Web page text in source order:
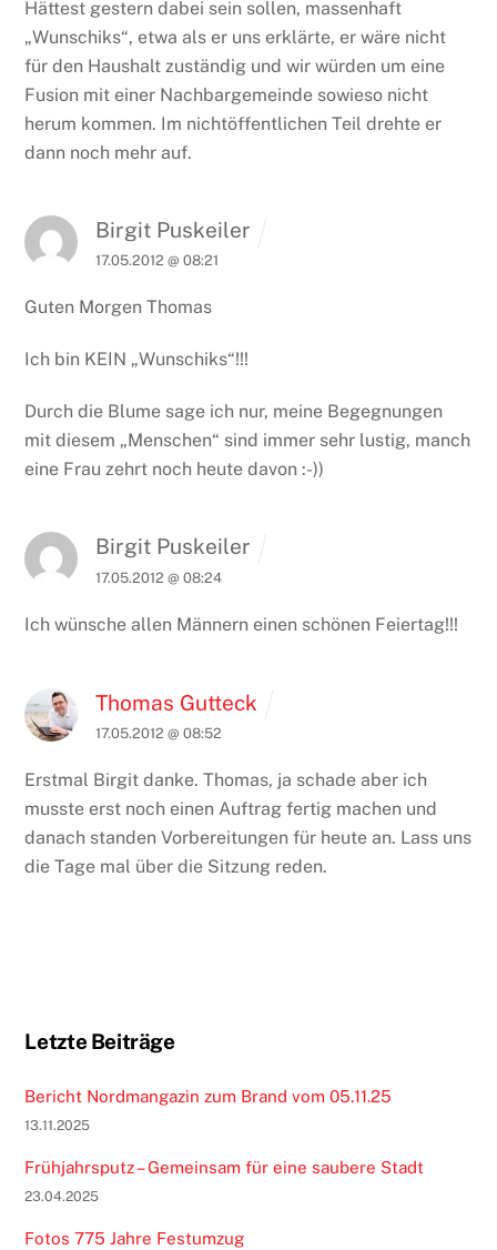
Hättest gestern dabei sein sollen, massenhaft
„Wunschiks“, etwa als er uns erklärte, er wäre nicht
für den Haushalt zuständig und wir würden um eine
Fusion mit einer Nachbargemeinde sowieso nicht
herum kommen. Im nichtöffentlichen Teil drehte er
dann noch mehr auf.
Birgit Puskeiler
17.05.2012 @ 08:21
Guten Morgen Thomas
Ich bin KEIN „Wunschiks“!!!
Durch die Blume sage ich nur, meine Begegnungen
mit diesem „Menschen“ sind immer sehr lustig, manch
eine Frau zehrt noch heute davon :-))
Birgit Puskeiler
17.05.2012 @ 08:24
Ich wünsche allen Männern einen schönen Feiertag!!!
Thomas Gutteck
17.05.2012 @ 08:52
Erstmal Birgit danke. Thomas, ja schade aber ich
musste erst noch einen Auftrag fertig machen und
danach standen Vorbereitungen für heute an. Lass uns
die Tage mal über die Sitzung reden.
Letzte Beiträge
Bericht Nordmangazin zum Brand vom 05.11.25
13.11.2025
Frühjahrsputz – Gemeinsam für eine saubere Stadt
23.04.2025
Fotos 775 Jahre Festumzug